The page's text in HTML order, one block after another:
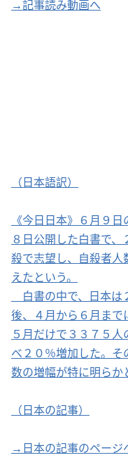
→記事読み動画へ
（日本語訳）
《今日日本》６月９
８日公開した白書で
殺で志望し、自殺者人
えたという。
白書の中で、日本は
後、４月から６月まで
５月だけで３３７５
べ２０％増加した。そ
数の増幅が特に明らか
（日本の記事）
→日本の記事のページ